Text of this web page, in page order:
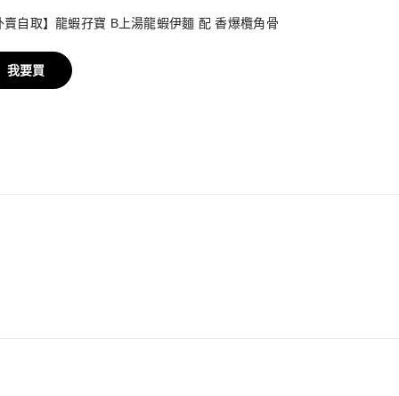
賣自取】龍蝦孖寶 B上湯龍蝦伊麵 配 香爆欖角骨
我要買